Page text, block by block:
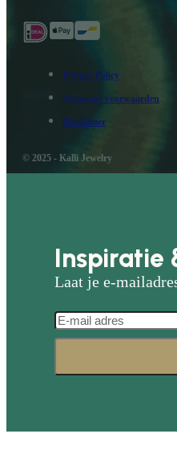
Privacy Policy
Algemene voorwaarden
Disclaimer
© 2025 - Kalli Jewelry
Inspiratie
Laat je e-